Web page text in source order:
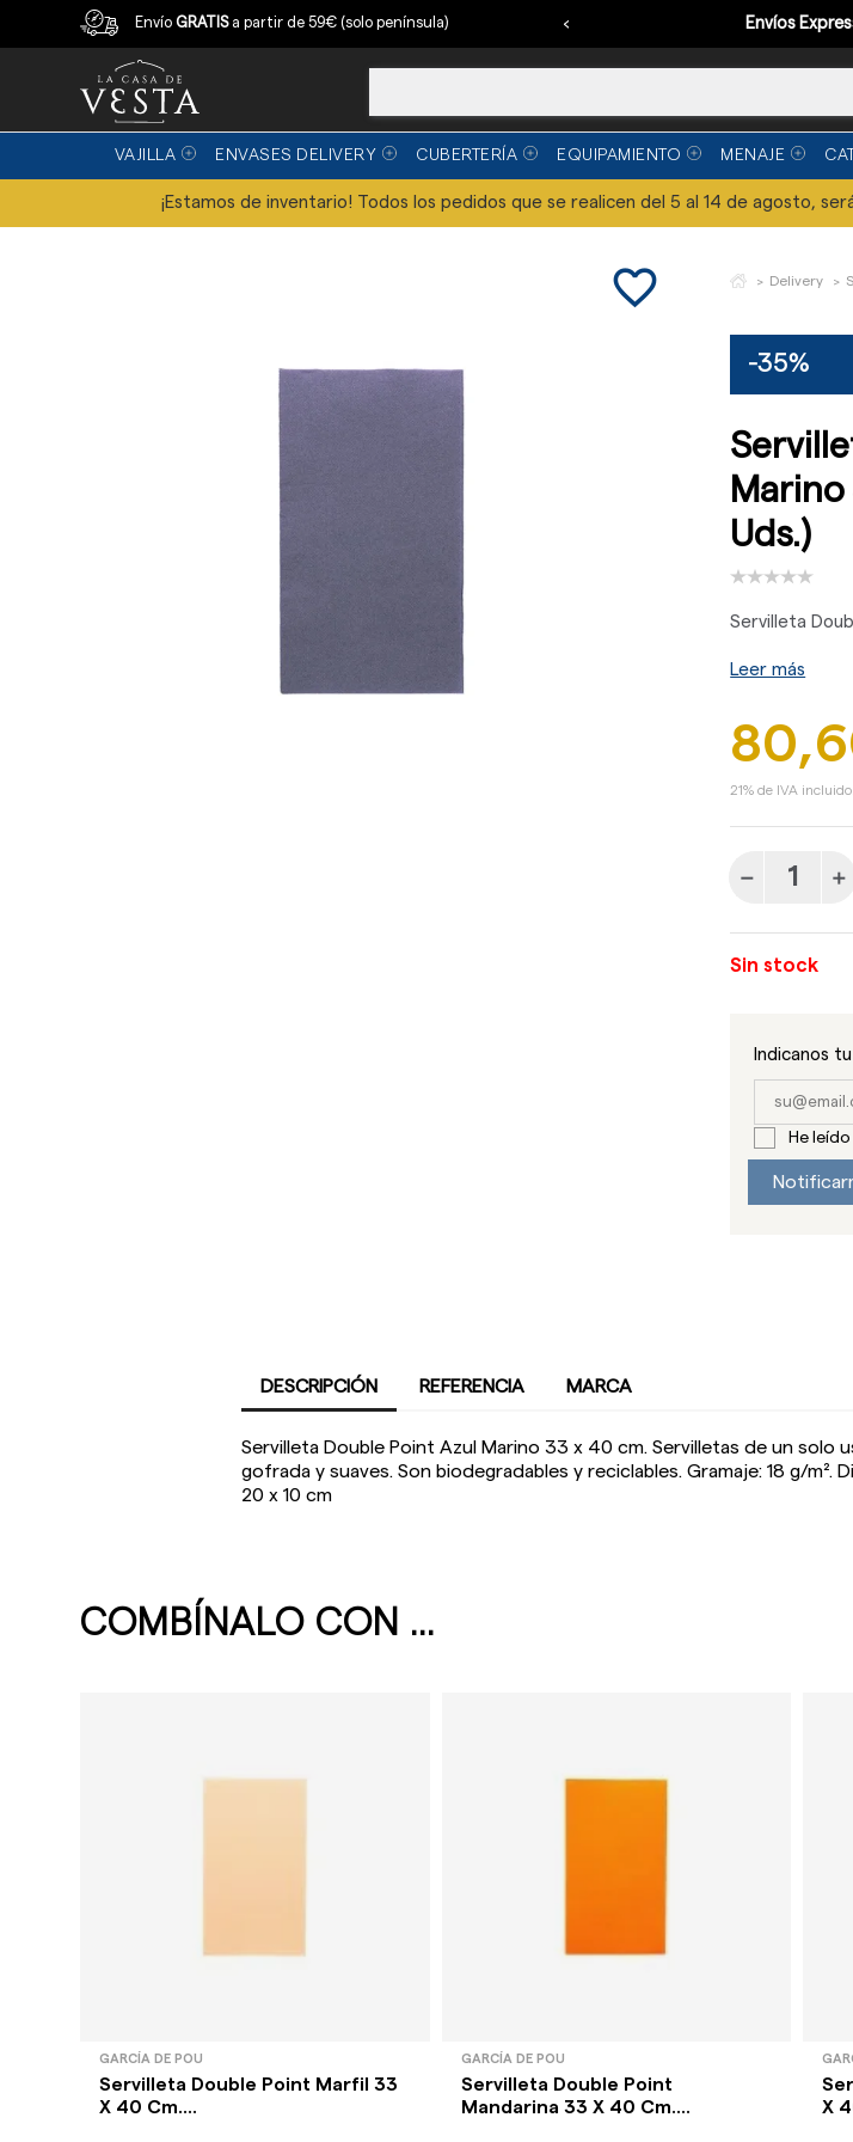
EnvíoGRATISa partir de 59€ (solo península)
Compra con garantía Envíos
‹
VAJILLA ENVASES DELIVERY CUBERTERÍA EQUIPAMIENTO MENAJE
¡Estamos de inventario! Todos los pedidos que se realicen del 5 al 14 de agosto,
favorite_border Delivery
-35%
Uds.)
Servilleta
Leer más
21% de IVA incluido.
Sin stock
Indicanos
He
DESCRIPCIÓN REFERENCIA MARCA
Servilleta Double Point Azul Marino 33 x 40 cm. Servilletas de un solo
gofrada y suaves. Son biodegradables y reciclables. Gramaje: 18 g/
20 x 10 cm
COMBÍNALO CON ...
GARCÍA DE POU
Servilleta Double Point Marfil 33
X 40 Cm....
GARCÍA DE POU
Servilleta Double Point
Mandarina 33 X 40 Cm....
X